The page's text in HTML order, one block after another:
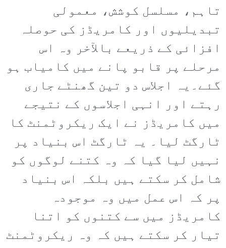
تاہم، مسلسل کوشش، معمولی
تبدیلیوں اور کامریڈز کی حوصلہ
افزائی کے ذریعے بالآخر وہ اس
مرحلے پر قابو پانے میں کامیاب ہو
گئے۔یہ اجلاس دو تین گھنٹے جاری
رہتے اور انہی اجلاسوں کے نتیجے
میں کامریڈز نے ایک ریکروٹمنٹ کا
ٹارگٹ لیا۔ یہ ٹارگٹ اس بنیاد پر
نہیں لیا گیا کہ وہ کتنے لوگوں کو
شامل کر سکتے ہیں بلکہ اس بنیاد
پر کہ اس عمل میں وہ موجودہ
کامریڈز میں سے کتنوں کو اتنا
تیار کر سکتے ہیں کہ وہ ریکروٹمنٹ